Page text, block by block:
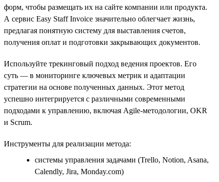
форм, чтобы размещать их на сайте компании или продукта.
А сервис Easy Staff Invoice значительно облегчает жизнь,
предлагая понятную систему для выставления счетов,
получения оплат и подготовки закрывающих документов.
Используйте трекинговый подход ведения проектов. Его
суть — в мониторинге ключевых метрик и адаптации
стратегии на основе полученных данных. Этот метод
успешно интегрируется с различными современными
подходами к управлению, включая Agile-методологии, OKR
и Scrum.
Инструменты для реализации метода:
системы управления задачами (Trello, Notion, Asana,
Calendly, Jira, Monday.com)